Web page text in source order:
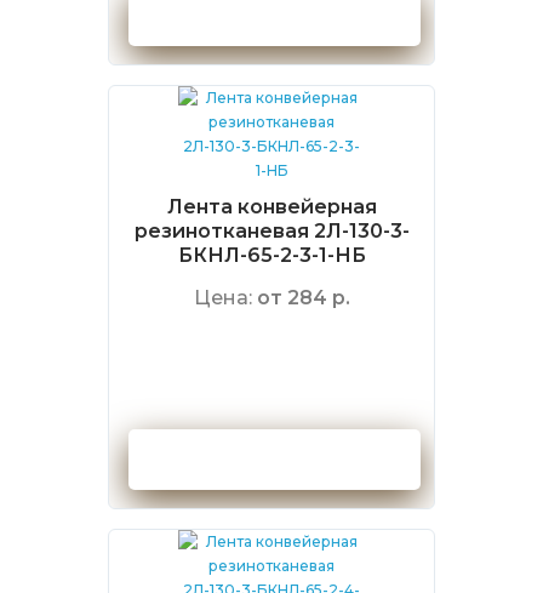
Лента конвейерная
резинотканевая 2Л-130-3-
БКНЛ-65-2-3-1-НБ
Цена: от 284 р.